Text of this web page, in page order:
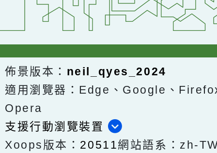
佈景版本： neil_qyes_2024
適用瀏覽器：Edge、Google、
Opera
支援行動瀏覽裝置
Xoops版本： 20511網站語系：zh-